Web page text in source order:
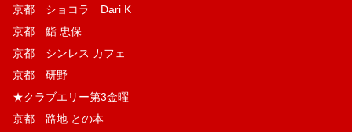
京都 ショコラ Dari K
京都 鮨 忠保
京都 シンレス カフェ
京都 研野
★クラブエリー第3金曜
京都 路地 との本